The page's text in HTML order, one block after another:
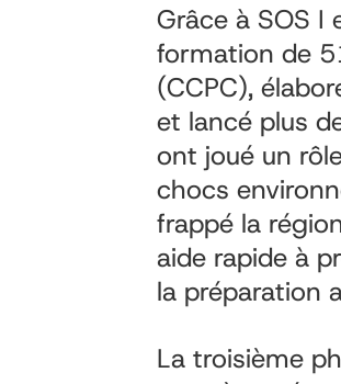
Grâce à SOS I
formation de
(CCPC),
et lancé plus
ont joué un
chocs
frappé la
aide rapide à
la préparation
La troisième